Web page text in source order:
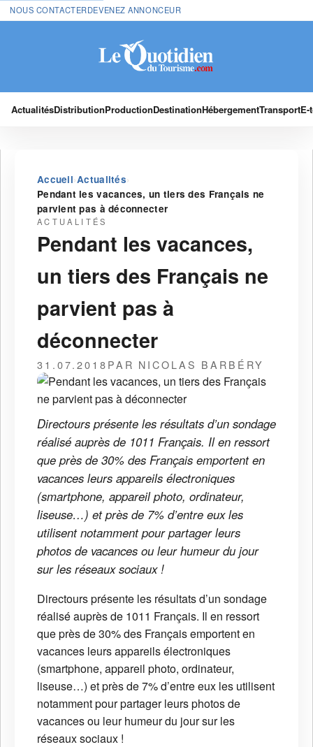
NOUS CONTACTERDEVENEZ ANNONCEUR
ActualitésDistributionProductionDestinationHébergementTransport
Accueil›Actualités›
Pendant les vacances, un tiers des Français ne
parvient pas à déconnecter
ACTUALITÉS
Pendant les vacances,
un tiers des Français ne
parvient pas à
déconnecter
31.07.2018PAR NICOLAS BARBÉRY
Directours présente les résultats d’un sondage
réalisé auprès de 1011 Français. Il en ressort
que près de 30% des Français emportent en
vacances leurs appareils électroniques
(smartphone, appareil photo, ordinateur,
liseuse…) et près de 7% d’entre eux les
utilisent notamment pour partager leurs
photos de vacances ou leur humeur du jour
sur les réseaux sociaux !
Directours présente les résultats d’un sondage
réalisé auprès de 1011 Français. Il en ressort
que près de 30% des Français emportent en
vacances leurs appareils électroniques
(smartphone, appareil photo, ordinateur,
liseuse…) et près de 7% d’entre eux les utilisent
notamment pour partager leurs photos de
vacances ou leur humeur du jour sur les
réseaux sociaux !